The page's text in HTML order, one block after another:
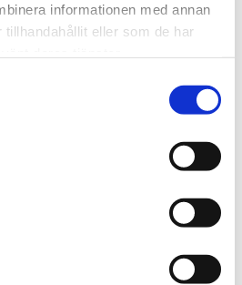
informationen med annan
eller som de har